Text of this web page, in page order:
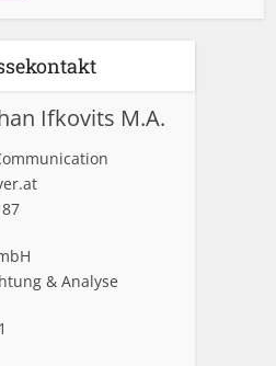
Ifkovits M.A.
& Analyse